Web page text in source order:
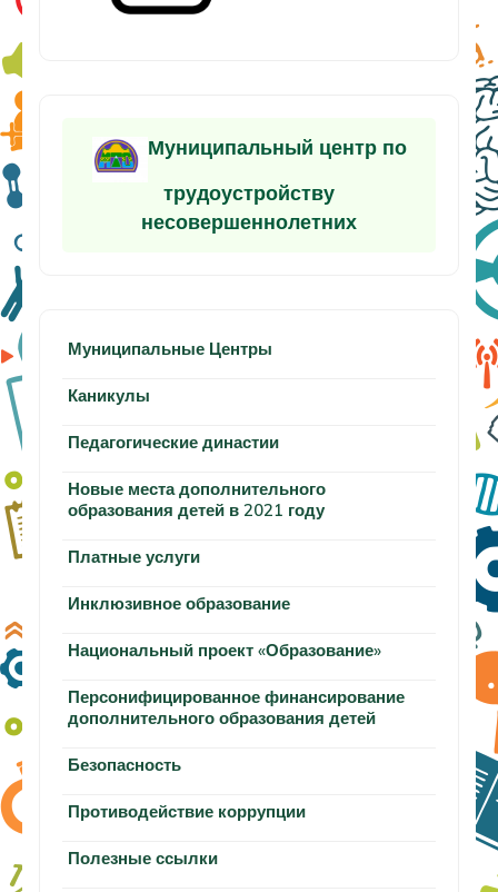
Муниципальный центр по
трудоустройству
несовершеннолетних
Муниципальные Центры
Каникулы
Педагогические династии
Новые места дополнительного
образования детей в 2021 году
Платные услуги
Инклюзивное образование
Национальный проект «Образование»
Персонифицированное финансирование
дополнительного образования детей
Безопасность
Противодействие коррупции
Полезные ссылки